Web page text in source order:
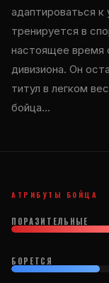
адаптироваться
тренируется в
настоящее время
дивизиона. Он
титул в легком
бойца…
АТРИБУТЫ БОЙЦА
ПОРАЗИТЕЛЬНЫЕ
БОРЕТСЯ